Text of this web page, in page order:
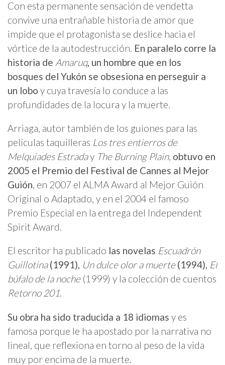
Con esta permanente sensación de vendetta
convive una entrañable historia de amor que
impide que el protagonista se deslice hacia el
vórtice de la autodestrucción. En paralelo corre la
historia de Amaruq, un hombre que en los
bosques del Yukón se obsesiona en perseguir a
un lobo y cuya travesía lo conduce a las
profundidades de la locura y la muerte.
Arriaga, autor también de los guiones para las
películas taquilleras Los tres entierros de
Melquiades Estraday The Burning Plain, obtuvo en
2005 el Premio del Festival de Cannes al Mejor
Guión, en 2007 el ALMA Award al Mejor Guión
Original o Adaptado, y en el 2004 el famoso
Premio Especial en la entrega del Independent
Spirit Award.
El escritor ha publicado las novelas Escuadrón
Guillotina(1991), Un dulce olor a muerte(1994), El
búfalo de la noche(1999) y la colección de cuentos
Retorno 201.
Su obra ha sido traducida a 18 idiomas y es
famosa porque le ha apostado por la narrativa no
lineal, que reflexiona en torno al peso de la vida
muy por encima de la muerte.